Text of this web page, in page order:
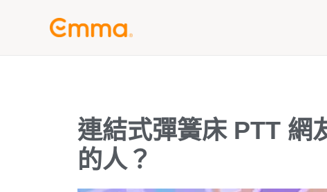
連結式彈簧床 PTT 網
的人？